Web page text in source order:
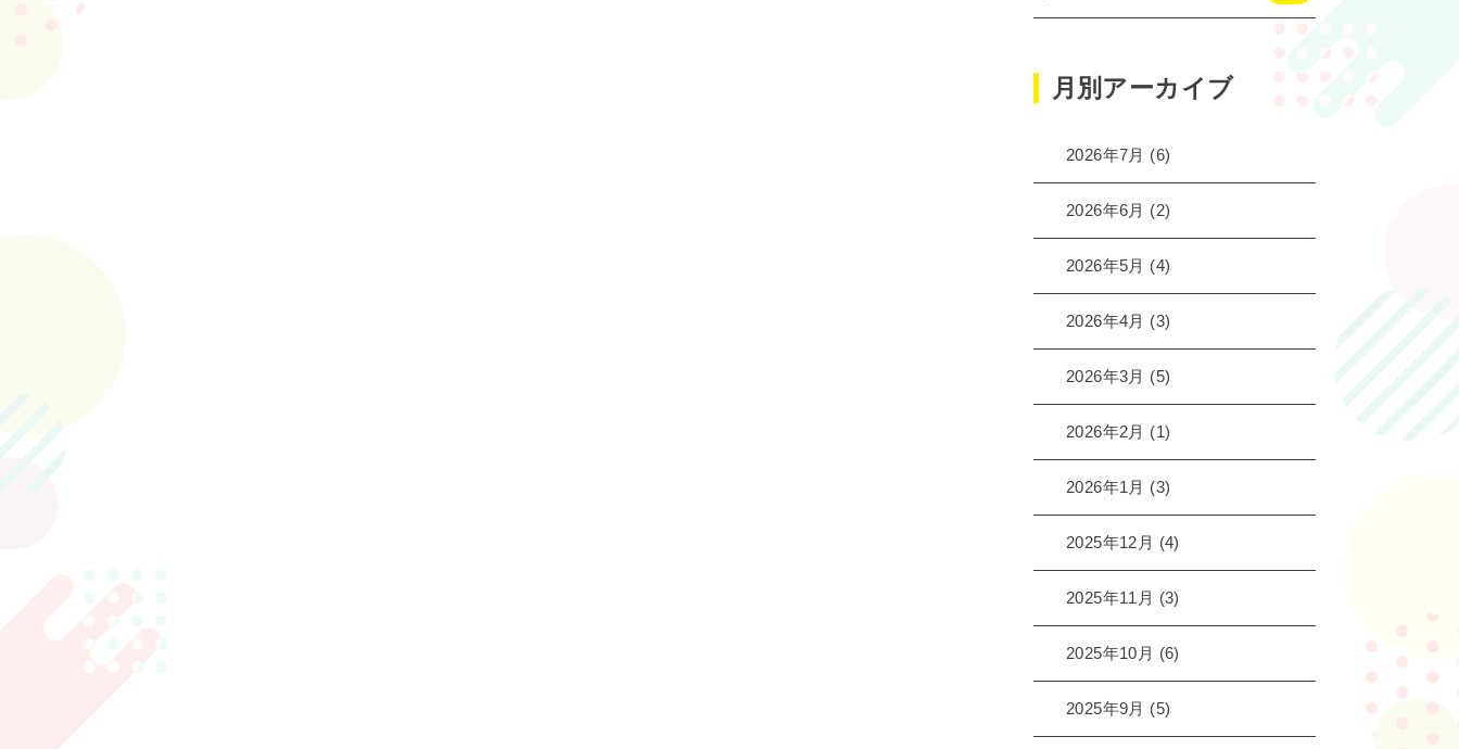
月別アーカイブ
2026年7月 (6)
2026年6月 (2)
2026年5月 (4)
2026年4月 (3)
2026年3月 (5)
2026年2月 (1)
2026年1月 (3)
2025年12月 (4)
2025年11月 (3)
2025年10月 (6)
2025年9月 (5)